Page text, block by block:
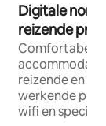
Digitale
reizende
Comfortabele
reizende en
werkende
wifi en